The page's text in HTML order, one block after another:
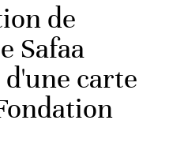
de
Safaa
carte